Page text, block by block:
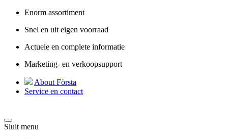
Enorm assortiment
Snel en uit eigen voorraad
Actuele en complete informatie
Marketing- en verkoopsupport
About Första
Service en contact
Sluit menu